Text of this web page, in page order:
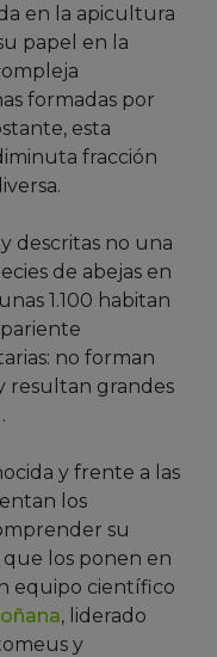
en la apicultura
papel en la
formadas por
esta
fracción
descritas no una
de abejas en
1.100 habitan
no forman
resultan grandes
y frente a las
los
su
los ponen en
equipo científico
, liderado
y